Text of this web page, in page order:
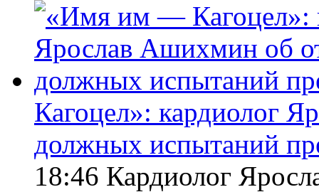
Кагоцел»: кардиолог
должных испытаний
18:46 Кардиолог